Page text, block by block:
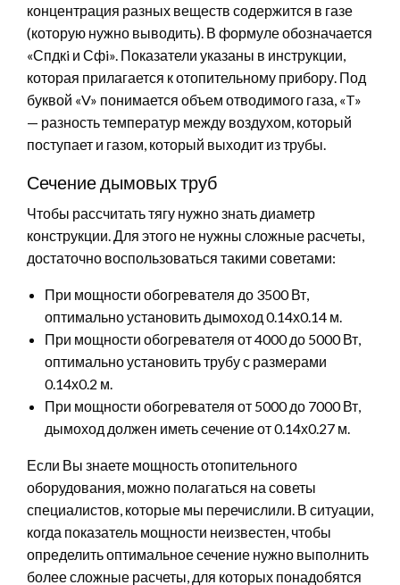
концентрация разных веществ содержится в газе
(которую нужно выводить). В формуле обозначается
«Спдкi и Сфi». Показатели указаны в инструкции,
которая прилагается к отопительному прибору. Под
буквой «V» понимается объем отводимого газа, «T»
— разность температур между воздухом, который
поступает и газом, который выходит из трубы.
Сечение дымовых труб
Чтобы рассчитать тягу нужно знать диаметр
конструкции. Для этого не нужны сложные расчеты,
достаточно воспользоваться такими советами:
При мощности обогревателя до 3500 Вт,
оптимально установить дымоход 0.14х0.14 м.
При мощности обогревателя от 4000 до 5000 Вт,
оптимально установить трубу с размерами
0.14х0.2 м.
При мощности обогревателя от 5000 до 7000 Вт,
дымоход должен иметь сечение от 0.14х0.27 м.
Если Вы знаете мощность отопительного
оборудования, можно полагаться на советы
специалистов, которые мы перечислили. В ситуации,
когда показатель мощности неизвестен, чтобы
определить оптимальное сечение нужно выполнить
более сложные расчеты, для которых понадобятся